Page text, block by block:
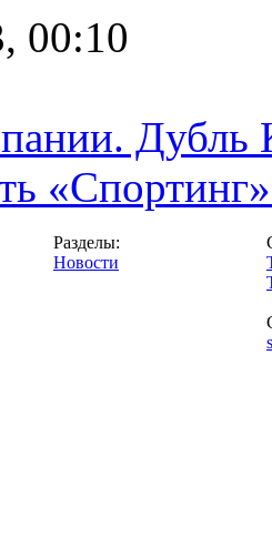
00:10
Дубль
Разделы:
Новости